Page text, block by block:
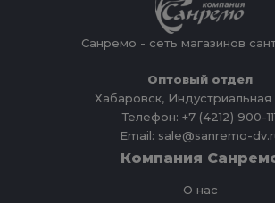
Санремо - сеть магазинов
Оптовый отдел
Хабаровск,
Телефон: +7 (4212) 900-
Email: sale@sanremo-
Компания
О нас